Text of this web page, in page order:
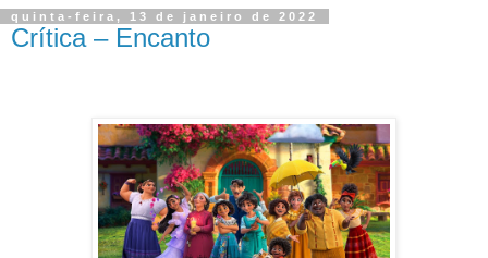
quinta-feira, 13 de janeiro de 2022
Crítica – Encanto